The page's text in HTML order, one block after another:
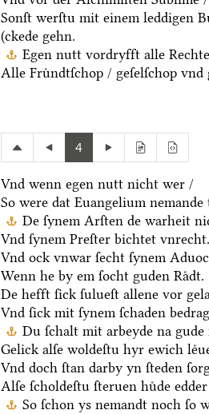
Sonſt werſtu mit einem leddigen
(ckede gehn.
Egen nutt vordryfft alle
Alle Fruͤndtſchop / geſelſchop vnd
4
Vnd wenn egen nutt nicht wer /
So were dat Euangelium nemande
De ſynem Arſten de warheit
Vnd ſynem Preſter bichtet vnrecht.
Vnd ock vnwar ſecht ſynem
Wenn he by em ſocht guden Raͤdt.
De hefft ſick ſulueſt allene vor
Vnd ſick mit ſynem ſchaden
Du ſchalt mit arbeyde na gude
Gelick alſe woldeſtu hyr ewich
Vnd doch ſtan darby yn ſteden
Alſe ſcholdeſtu ſteruen huͤde
So ſchon ys nemandt noch ſo